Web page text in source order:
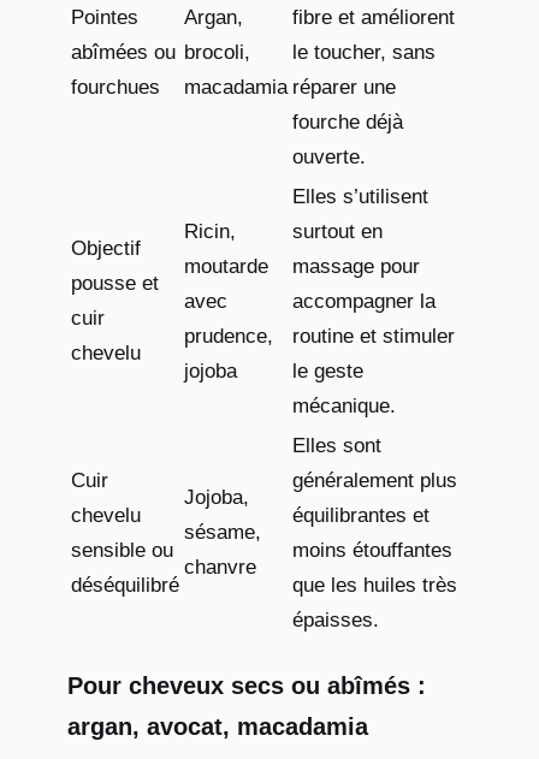
Pointes
abîmées ou
fourchues
Argan,
brocoli,
macadamia
fibre et améliorent
le toucher, sans
réparer une
fourche déjà
ouverte.
Objectif
pousse et
cuir
chevelu
Ricin,
moutarde
avec
prudence,
jojoba
Elles s’utilisent
surtout en
massage pour
accompagner la
routine et stimuler
le geste
mécanique.
Cuir
chevelu
sensible ou
déséquilibré
Jojoba,
sésame,
chanvre
Elles sont
généralement plus
équilibrantes et
moins étouffantes
que les huiles très
épaisses.
Pour cheveux secs ou abîmés :
argan, avocat, macadamia